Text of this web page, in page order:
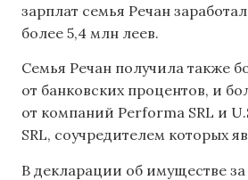
зарплат семья Речан
более 5,4 млн леев.
Семья Речан получила также
от банковских процентов, и
от компаний Performa SRL и
SRL, соучредителем которых
В декларации об имуществе